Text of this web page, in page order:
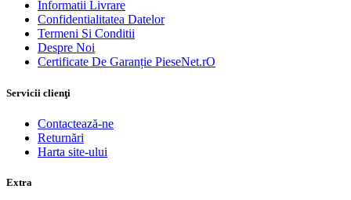
Informatii Livrare
Confidentialitatea Datelor
Termeni Si Conditii
Despre Noi
Certificate De Garanție PieseNet.rO
Servicii clienţi
Contactează-ne
Returnări
Harta site-ului
Extra